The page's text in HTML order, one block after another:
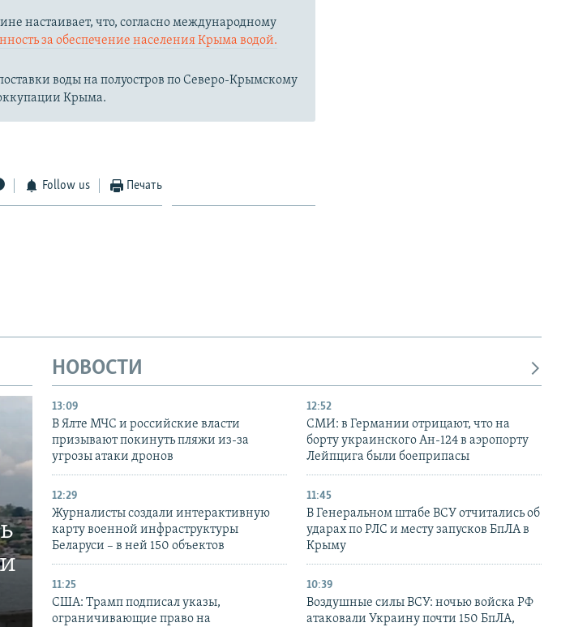
настаивает, что, согласно международному
за обеспечение населения Крыма водой.
воды на полуостров по Северо-Крымскому
Крыма.
Follow us Печать
НОВОСТИ
13:09
В Ялте МЧС и российские власти
призывают покинуть пляжи из-за
угрозы атаки дронов
12:52
СМИ: в Германии отрицают, что на
борту украинского Ан-124 в аэропорту
Лейпцига были боеприпасы
12:29
Журналисты создали интерактивную
карту военной инфраструктуры
Беларуси – в ней 150 объектов
11:45
В Генеральном штабе ВСУ отчитались об
ударах по РЛС и месту запусков БпЛА в
Крыму
11:25
США: Трамп подписал указы,
ограничивающие право на
10:39
Воздушные силы ВСУ: ночью войска РФ
атаковали Украину почти 150 БпЛА,